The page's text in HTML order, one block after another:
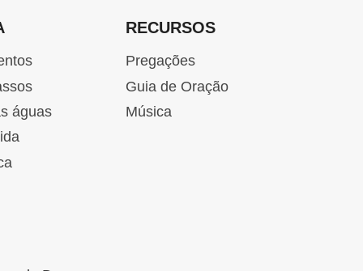
águas
RECURSOS
Pregações
Guia de Oração
Música